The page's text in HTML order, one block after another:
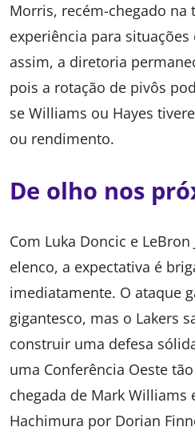
Morris, recém-chegado na
experiência para situações
assim, a diretoria
pois a rotação de pivôs
se Williams ou Hayes
ou rendimento.
De olho nos
Com Luka Doncic e
elenco, a expectativa é
imediatamente. O ataque
gigantesco, mas o Lakers
construir uma defesa
uma Conferência Oeste
chegada de Mark Williams
Hachimura por Dorian